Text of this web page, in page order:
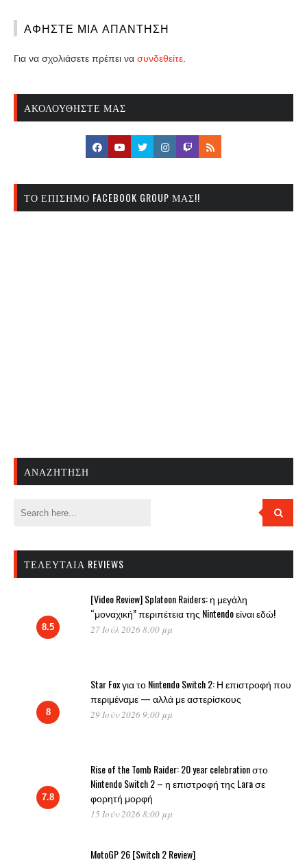
ΑΦΉΣΤΕ ΜΙΑ ΑΠΆΝΤΗΣΗ
Για να σχολιάσετε πρέπει να συνδεθείτε
ΑΚΟΛΟΥΘΉΣΤΕ ΜΑΣ
ΤΟ ΕΠΊΣΗΜΟ FACEBOOK GROUP ΜΑΣ!!
ΑΝΑΖΉΤΗΣΗ
ΤΕΛΕΥΤΑΊΑ REVIEWS
8.5
[Video Review] Splatoon Raiders: η μεγάλη
“μοναχική” περιπέτεια της Nintendo είναι εδώ!
27 Ιούλ 2026 8:00 μμ
8
Star Fox για το Nintendo Switch 2: Η επιστροφή που
περιμέναμε — αλλά με αστερίσκους
29 Ιούν 2026 9:00 μμ
7.8
Rise of the Tomb Raider: 20 year celebration στο
Nintendo Switch 2 – η επιστροφή της Lara σε
φορητή μορφή
15 Ιούν 2026 8:00 μμ
MotoGP 26 [Switch 2 Review]